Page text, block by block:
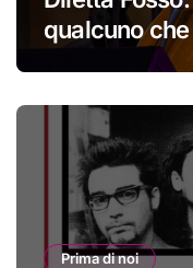
qualcuno
Prima di noi